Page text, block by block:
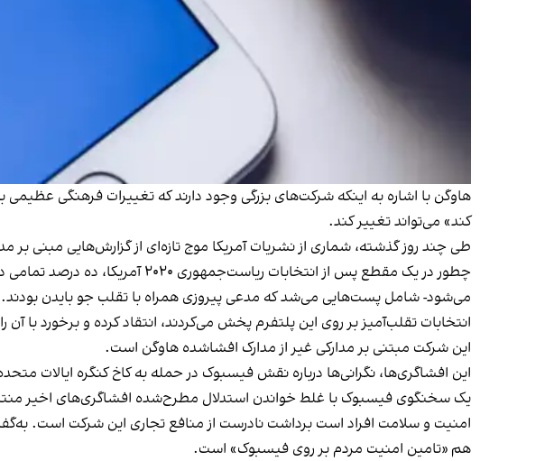
هاوگن با اشاره به اینکه شرکت‌های بزرگی وجود دارند که تغییرات فرهنگی
کند» می‌تواند تغییر کند.
طی چند روز گذشته، شماری از نشریات آمریکا موج تازه‌ای از گزارش‌هایی مبنی بر
چطور در یک مقطع پس از
می‌شود- شامل پست‌هایی می‌شد که مدعی پیروزی همراه با تقلب جو بایدن بودند.
انتخابات تقلب‌آمیز بر روی این پلتفرم پخش می‌کردند، انتقاد کرده و برخورد با
این شرکت مبتنی بر مدارکی غیر از مدارک افشاشده هاوگن است.
این افشاگری‌ها، نگرانی‌ها درباره نقش فیسبوک در حمله به کاخ کنگره ایالات متحده در ششم ژانویه
یک سخنگوی فیسبوک با غلط خواندن استدلال مطرح‌شده افشاگری‌های اخیر
هم «تامین امنیت مردم بر روی فیسبوک» است.